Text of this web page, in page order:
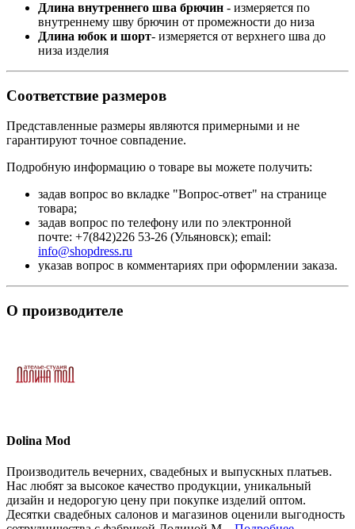
Длина внутреннего шва брючин - измеряется по
внутреннему шву брючин от промежности до низа
Длина юбок и шорт- измеряется от верхнего шва до
низа изделия
Соответствие размеров
Представленные размеры являются примерными и не
гарантируют точное совпадение.
Подробную информацию о товаре вы можете получить:
задав вопрос во вкладке "Вопрос-ответ" на странице
товара;
задав вопрос по телефону или по электронной
почте: +7(842)226 53-26 (Ульяновск); email:
info@shopdress.ru
указав вопрос в комментариях при оформлении заказа.
О производителе
Dolina Mod
Производитель вечерних, свадебных и выпускных платьев.
Нас любят за высокое качество продукции, уникальный
дизайн и недорогую цену при покупке изделий оптом.
Десятки свадебных салонов и магазинов оценили выгодность